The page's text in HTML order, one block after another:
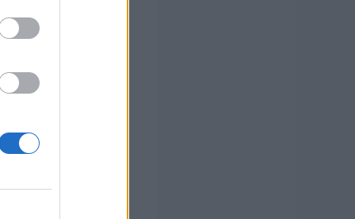
del
otorgadas a la
11/2003, de 4 de
del Sistema
Universitario
Cibernética,
8.2. de la